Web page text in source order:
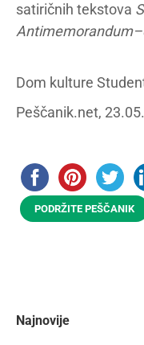
satiričnih tekstova
Antimemorandum–
Dom kulture
Peščanik.net,
PODRŽITE PEŠČANIK
Najnovije